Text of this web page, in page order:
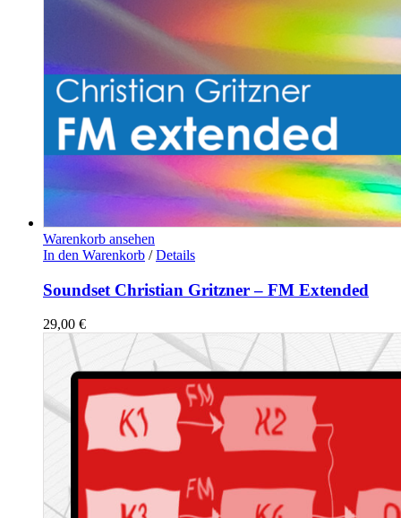
Warenkorb ansehen
In den Warenkorb / Details
Soundset Christian Gritzner – FM Extended
29,00 €